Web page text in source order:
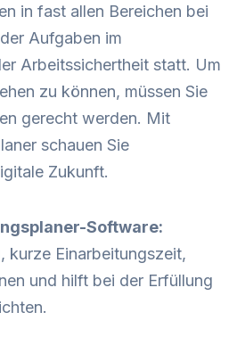
in fast allen Bereichen bei
Aufgaben im
Arbeitssichertheit statt. Um
zu können, müssen Sie
gerecht werden. Mit
schauen Sie
Zukunft.
Software:
kurze Einarbeitungszeit,
und hilft bei der Erfüllung